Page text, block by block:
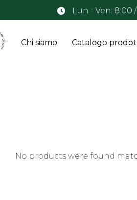
Lun - Ven: 8:00 /
Chi siamo Catalogo
No products were found